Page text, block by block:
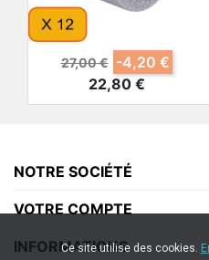
Prix de base
27,00 € -4,20 €
22,80 €
NOTRE SOCIÉTÉ
VOTRE COMPTE
INFORMATIONS
Ce site utilise des cookies.